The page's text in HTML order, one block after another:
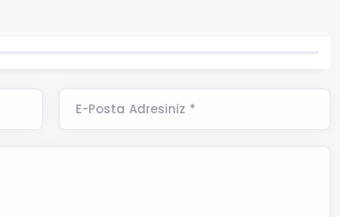
E-Posta Adresiniz *